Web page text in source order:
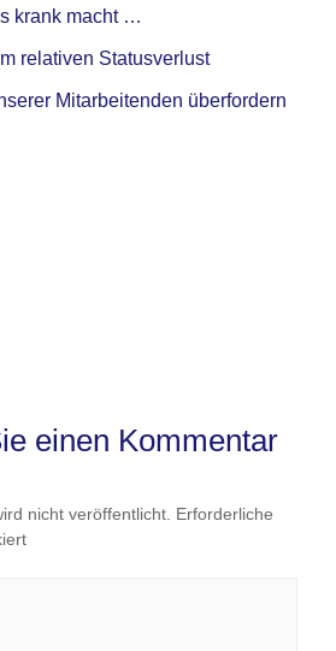
krank macht …
relativen Statusverlust
Mitarbeitenden überfordern
einen Kommentar
nicht veröffentlicht. Erforderliche